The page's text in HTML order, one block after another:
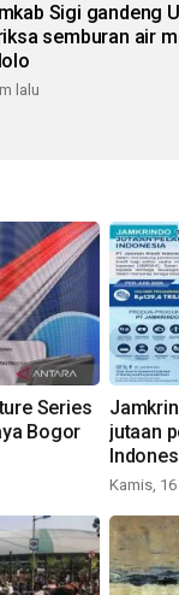
Sigi gandeng
semburan air
lalu
Series
Bogor
jutaan
Kamis,